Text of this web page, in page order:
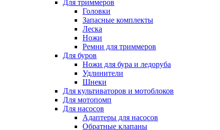
Для триммеров
Головки
Запасные комплекты
Леска
Ножи
Ремни для триммеров
Для буров
Ножи для бура и ледоруба
Удлинители
Шнеки
Для культиваторов и мотоблоков
Для мотопомп
Для насосов
Адаптеры для насосов
Обратные клапаны